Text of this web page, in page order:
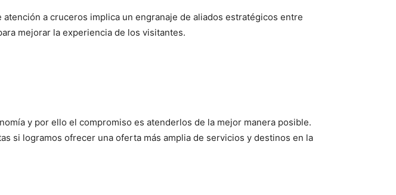
a cruceros implica un engranaje de aliados estratégicos entre
mejorar la experiencia de los visitantes.
y por ello el compromiso es atenderlos de la mejor manera posible.
si logramos ofrecer una oferta más amplia de servicios y destinos en la